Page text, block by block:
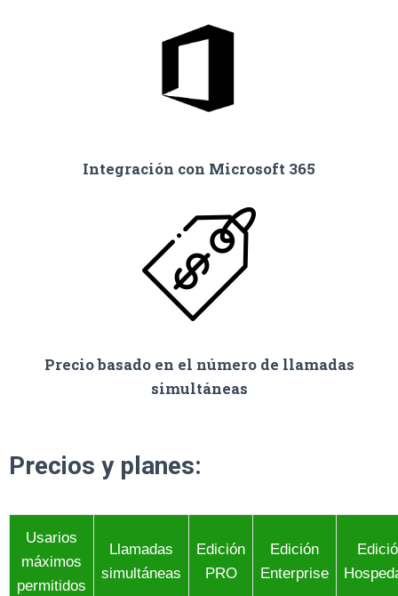
Integración con Microsoft 365
Precio basado en el número de llamadas
simultáneas
Precios y planes:
Usarios
máximos
permitidos
Llamadas
simultáneas
Edición
PRO
Edición
Enterprise